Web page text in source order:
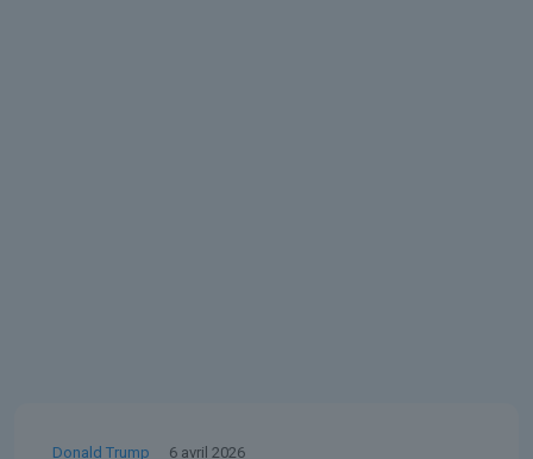
Donald Trump 6 avril 2026